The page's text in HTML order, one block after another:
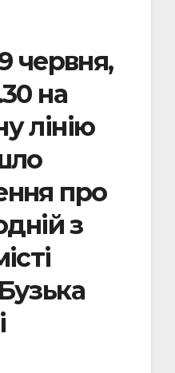
червня,
на
лінію
про
з